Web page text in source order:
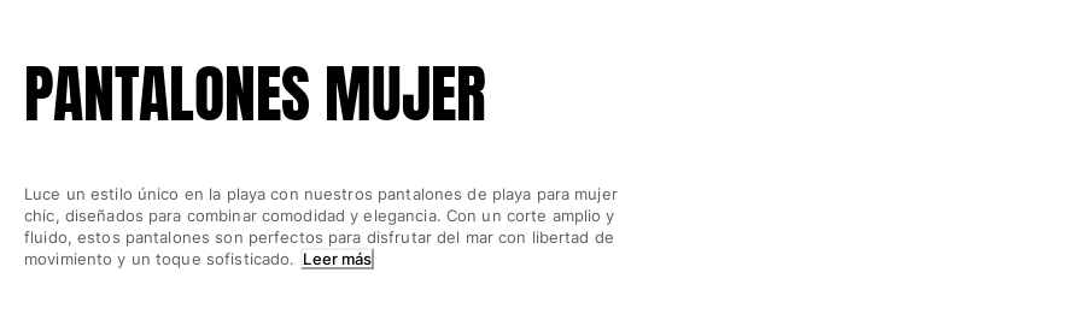
Clásico
Clásico stretch
Cintura plana
Clásico corto
Clásico largo
PANTALONES MUJER
Luce un estilo único en la playa con nuestros pantalones de playa para mujer
chic, diseñados para combinar comodidad y elegancia. Con un corte amplio y
fluido, estos pantalones son perfectos para disfrutar del mar con libertad de
movimiento y un toque sofisticado. Leer más